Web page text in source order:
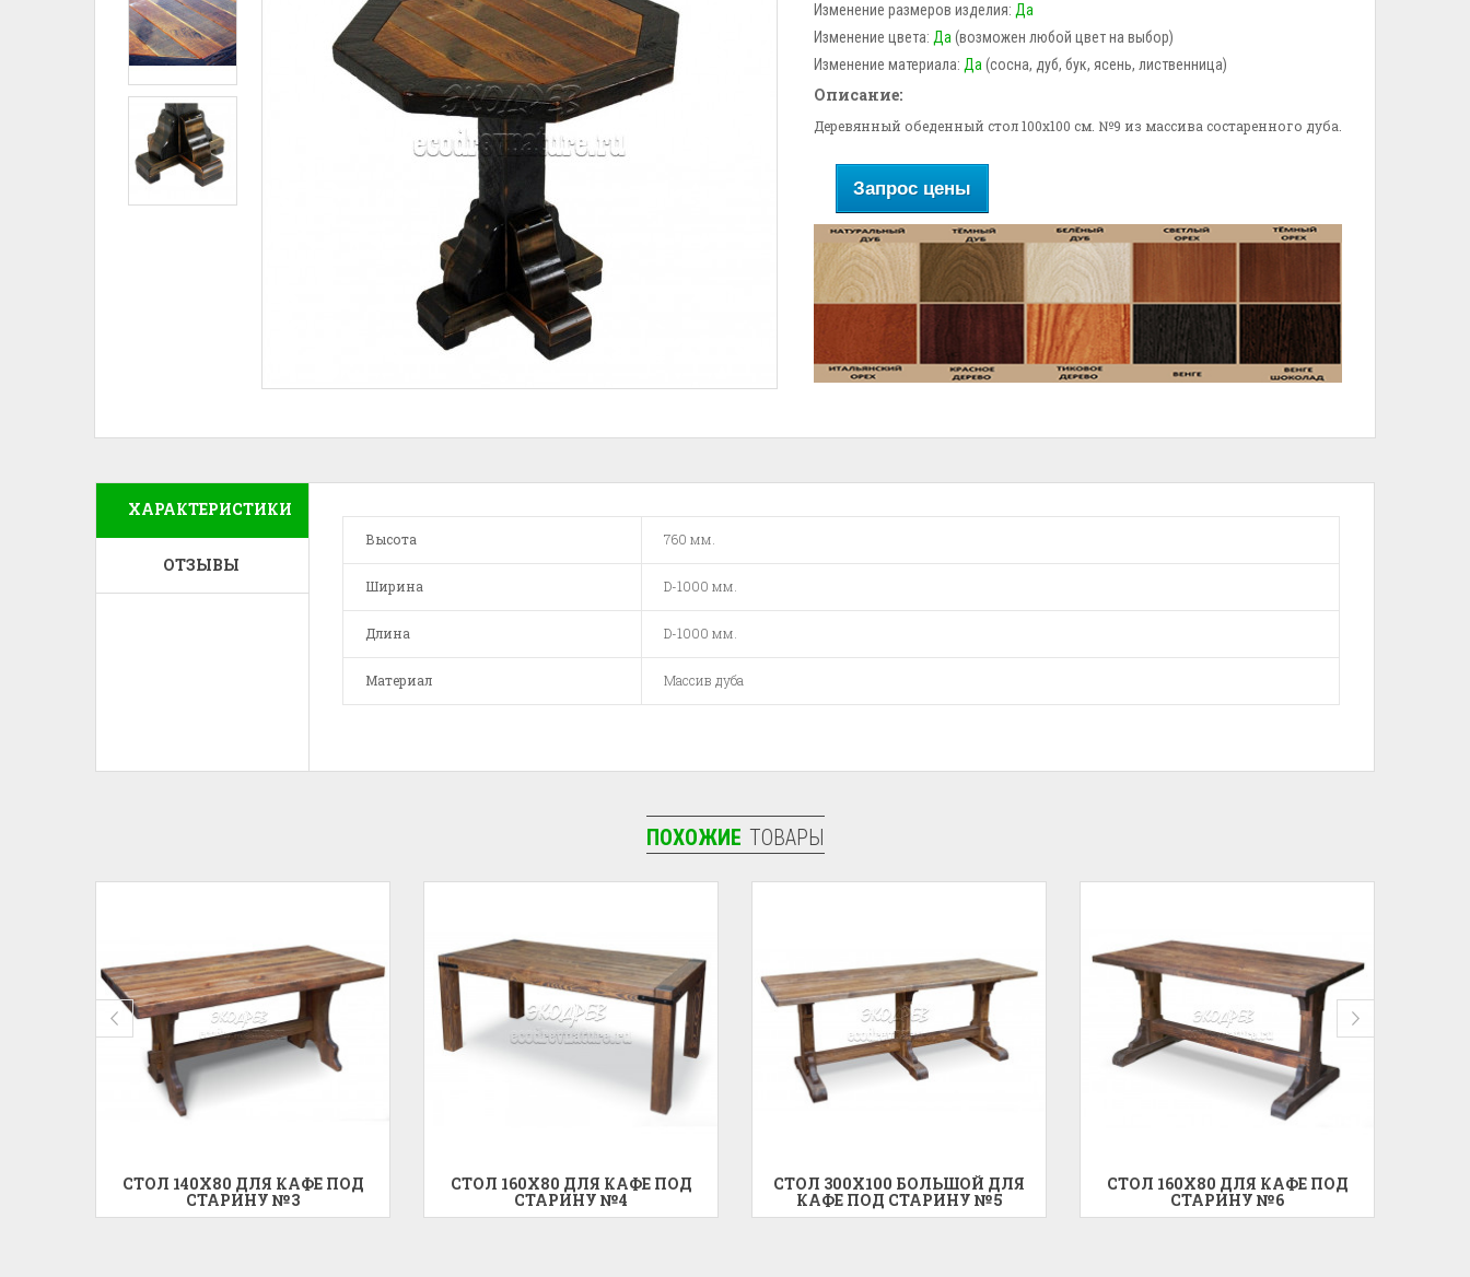
Изменение размеров изделия: Да
Изменение цвета: Да (возможен любой цвет на выбор)
Изменение материала: Да (сосна, дуб, бук, ясень, лиственница)
Описание:
Деревянный обеденный стол 100x100 см. №9 из массива состаренного дуба.
Запрос цены
ХАРАКТЕРИСТИКИ
ОТЗЫВЫ
Высота 760 мм.
Ширина D-1000 мм.
Длина D-1000 мм.
Материал Массив дуба
ПОХОЖИЕ ТОВАРЫ
СТОЛ 140X80 ДЛЯ КАФЕ ПОД
СТАРИНУ №3
СТОЛ 160X80 ДЛЯ КАФЕ ПОД
СТАРИНУ №4
СТОЛ 300X100 БОЛЬШОЙ ДЛЯ
КАФЕ ПОД СТАРИНУ №5
СТОЛ 160X80 ДЛЯ КАФЕ ПОД
СТАРИНУ №6